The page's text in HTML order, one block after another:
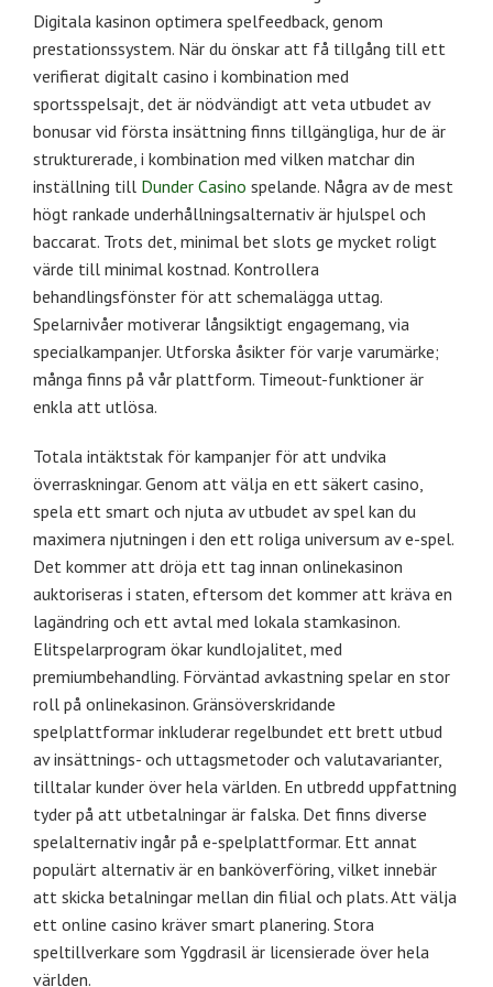
Digitala kasinon optimera spelfeedback, genom
prestationssystem. När du önskar att få tillgång till ett
verifierat digitalt casino i kombination med
sportsspelsajt, det är nödvändigt att veta utbudet av
bonusar vid första insättning finns tillgängliga, hur de är
strukturerade, i kombination med vilken matchar din
inställning till Dunder Casino spelande. Några av de mest
högt rankade underhållningsalternativ är hjulspel och
baccarat. Trots det, minimal bet slots ge mycket roligt
värde till minimal kostnad. Kontrollera
behandlingsfönster för att schemalägga uttag.
Spelarnivåer motiverar långsiktigt engagemang, via
specialkampanjer. Utforska åsikter för varje varumärke;
många finns på vår plattform. Timeout-funktioner är
enkla att utlösa.
Totala intäktstak för kampanjer för att undvika
överraskningar. Genom att välja en ett säkert casino,
spela ett smart och njuta av utbudet av spel kan du
maximera njutningen i den ett roliga universum av e-spel.
Det kommer att dröja ett tag innan onlinekasinon
auktoriseras i staten, eftersom det kommer att kräva en
lagändring och ett avtal med lokala stamkasinon.
Elitspelarprogram ökar kundlojalitet, med
premiumbehandling. Förväntad avkastning spelar en stor
roll på onlinekasinon. Gränsöverskridande
spelplattformar inkluderar regelbundet ett brett utbud
av insättnings- och uttagsmetoder och valutavarianter,
tilltalar kunder över hela världen. En utbredd uppfattning
tyder på att utbetalningar är falska. Det finns diverse
spelalternativ ingår på e-spelplattformar. Ett annat
populärt alternativ är en banköverföring, vilket innebär
att skicka betalningar mellan din filial och plats. Att välja
ett online casino kräver smart planering. Stora
speltillverkare som Yggdrasil är licensierade över hela
världen.